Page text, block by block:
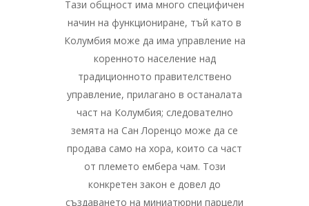
Тази общност има много специфичен
начин на функциониране, тъй като в
Колумбия може да има управление на
коренното население над
традиционното правителствено
управление, прилагано в останалата
част на Колумбия; следователно
земята на Сан Лоренцо може да се
продава само на хора, които са част
от племето ембера чам. Този
конкретен закон е довел до
създаването на миниатюрни парцели